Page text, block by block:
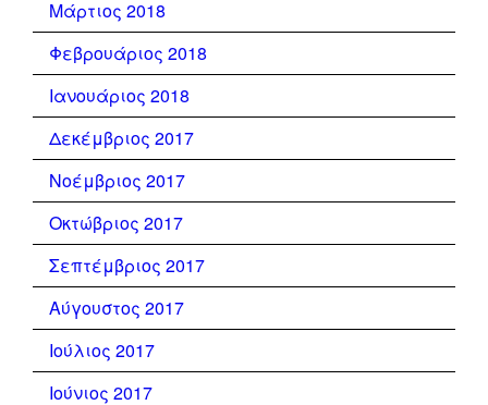
Μάρτιος 2018
Φεβρουάριος 2018
Ιανουάριος 2018
Δεκέμβριος 2017
Νοέμβριος 2017
Οκτώβριος 2017
Σεπτέμβριος 2017
Αύγουστος 2017
Ιούλιος 2017
Ιούνιος 2017